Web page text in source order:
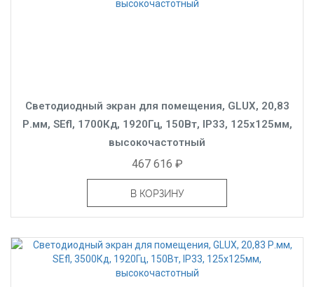
Светодиодный экран для помещения, GLUX, 20,83
Р.мм, SEfl, 1700Кд, 1920Гц, 150Вт, IP33, 125x125мм,
высокочастотный
467 616 ₽
В КОРЗИНУ